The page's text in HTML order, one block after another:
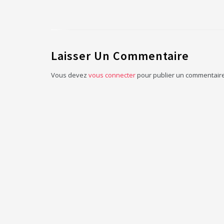
Laisser Un Commentaire
Vous devez vous connecterpour publier un